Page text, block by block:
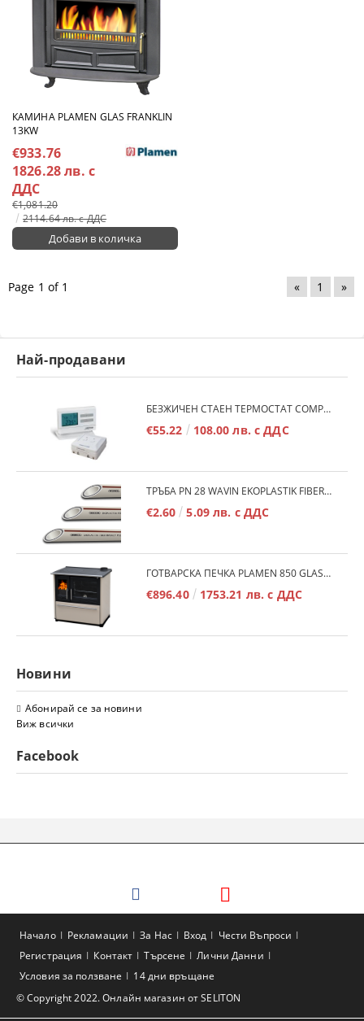
КАМИНА PLAMEN GLAS FRANKLIN
13KW
€933.76
1826.28 лв. с
ДДС
€1,081.20
2114.64 лв. с ДДС
Page 1 of 1 « 1 »
Най-продавани
БЕЗЖИЧЕН СТАЕН ТЕРМОСТАТ COMPUTHERM Q7RF
€55.22 108.00 лв. с ДДС
ТРЪБА PN 28 WAVIN EKOPLASTIK FIBER BASALT PLUS - 3М/БР.
€2.60 5.09 лв. с ДДС
ГОТВАРСКА ПЕЧКА PLAMEN 850 GLAS 11KW
€896.40 1753.21 лв. с ДДС
Новини
Абонирай се за новини
Виж всички
Facebook
© Copyright 2022. Онлайн магазин от SELITON
Начало Рекламации За Нас Вход
Чести Въпроси
Регистрация
Контакт Търсене
Лични Данни
Условия за ползване
14 дни връщане